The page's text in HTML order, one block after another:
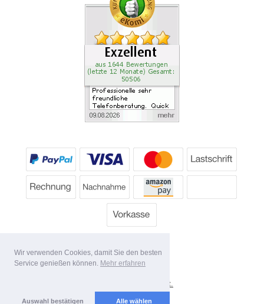
Wir verwenden Cookies, damit Sie den besten
Service genießen können. Mehr erfahren
Auswahl bestätigen Alle wählen
Alle Preise inkl. MwSt.
Lieferbedingungen